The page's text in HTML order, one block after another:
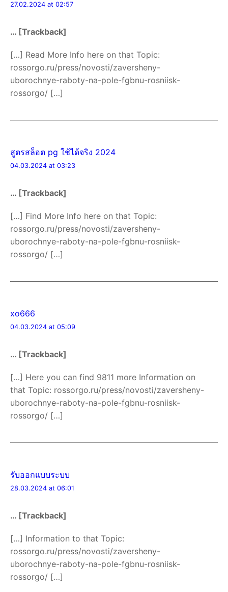
27.02.2024 at 02:57
… [Trackback]
[…] Read More Info here on that Topic:
rossorgo.ru/press/novosti/zaversheny-
uborochnye-raboty-na-pole-fgbnu-rosniisk-
rossorgo/ […]
สูตรสล็อต pg ใช้ได้จริง 2024
04.03.2024 at 03:23
… [Trackback]
[…] Find More Info here on that Topic:
rossorgo.ru/press/novosti/zaversheny-
uborochnye-raboty-na-pole-fgbnu-rosniisk-
rossorgo/ […]
xo666
04.03.2024 at 05:09
… [Trackback]
[…] Here you can find 9811 more Information on
that Topic: rossorgo.ru/press/novosti/zaversheny-
uborochnye-raboty-na-pole-fgbnu-rosniisk-
rossorgo/ […]
รับออกแบบระบบ
28.03.2024 at 06:01
… [Trackback]
[…] Information to that Topic:
rossorgo.ru/press/novosti/zaversheny-
uborochnye-raboty-na-pole-fgbnu-rosniisk-
rossorgo/ […]